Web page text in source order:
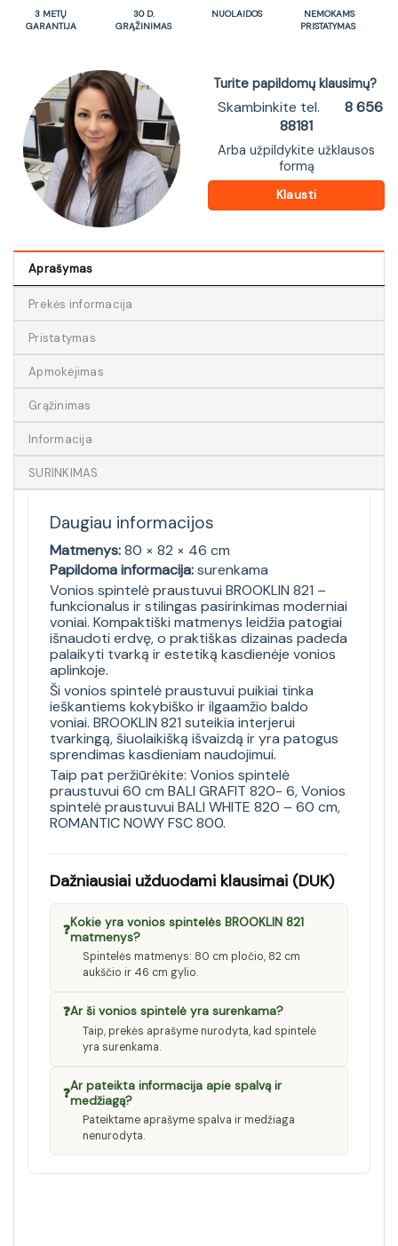
3 METŲ
GARANTIJA
30 D.
GRĄŽINIMAS
NUOLAIDOS
NEMOKAMS
PRISTATYMAS
Turite papildomų klausimų?
Skambinkite tel.
8 656
88181
Arba užpildykite užklausos
formą
Klausti
Aprašymas
Prekės informacija
Pristatymas
Apmokėjimas
Grąžinimas
Informacija
SURINKIMAS
Daugiau informacijos
Matmenys:80 × 82 × 46 cm
Papildoma informacija:surenkama
Vonios spintelė praustuvui BROOKLIN 821 –
funkcionalus ir stilingas pasirinkimas moderniai
voniai. Kompaktiški matmenys leidžia patogiai
išnaudoti erdvę, o praktiškas dizainas padeda
palaikyti tvarką ir estetiką kasdienėje vonios
aplinkoje.
Ši vonios spintelė praustuvui puikiai tinka
ieškantiems kokybiško ir ilgaamžio baldo
voniai. BROOKLIN 821 suteikia interjerui
tvarkingą, šiuolaikišką išvaizdą ir yra patogus
sprendimas kasdieniam naudojimui.
Taip pat peržiūrėkite: Vonios spintelė
praustuvui 60 cm BALI GRAFIT 820- 6,Vonios
spintelė praustuvui BALI WHITE 820 – 60 cm,
ROMANTIC NOWY FSC 800.
Dažniausiai užduodami klausimai (DUK)
❓Kokie yra vonios spintelės BROOKLIN 821
matmenys?
Spintelės matmenys: 80 cm pločio, 82 cm
aukščio ir 46 cm gylio.
❓Ar ši vonios spintelė yra surenkama?
Taip, prekės aprašyme nurodyta, kad spintelė
yra surenkama.
❓Ar pateikta informacija apie spalvą ir
medžiagą?
Pateiktame aprašyme spalva ir medžiaga
nenurodyta.